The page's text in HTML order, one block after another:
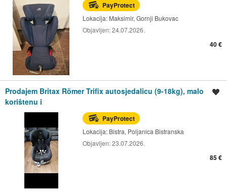
PayProtect
Lokacija: Maksimir, Gornji Bukovac
Objavljen:24.07.2026.
40 €
Prodajem Britax Römer Trifix autosjedalicu (9-18kg), malo
korištenu i
PayProtect
Lokacija: Bistra, Poljanica Bistranska
Objavljen:23.07.2026.
85 €